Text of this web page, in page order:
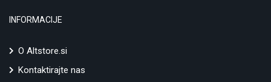
INFORMACIJE
O Altstore.si
Kontaktirajte nas